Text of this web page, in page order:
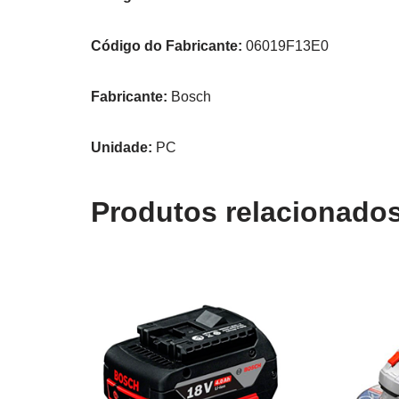
Código do Fabricante: 06019F13E0
Fabricante: Bosch
Unidade: PC
Produtos